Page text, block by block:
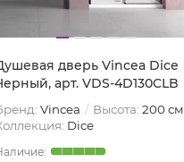
дверь Vincea Dice
арт. VDS-4D130CLB
Vincea Высота: 200 см
Dice